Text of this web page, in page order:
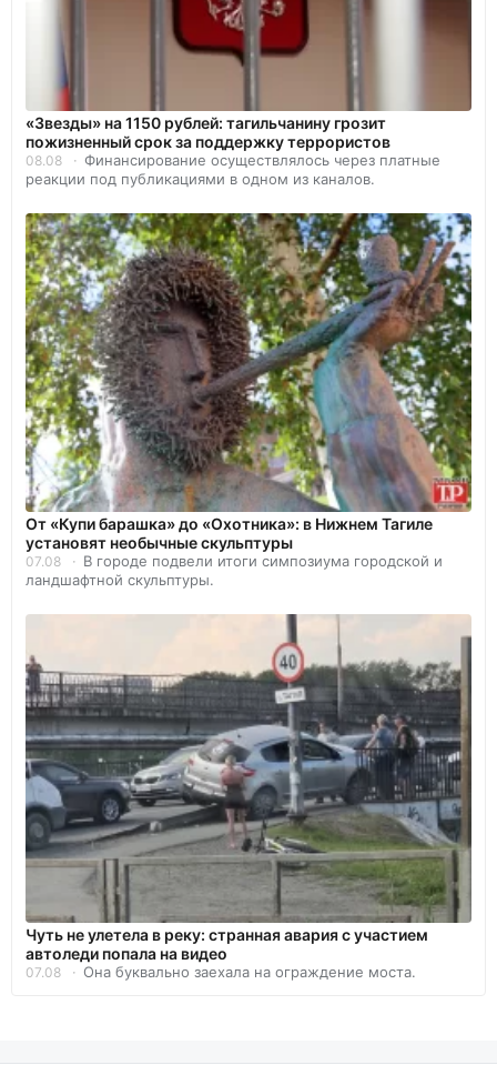
«Звезды» на 1150 рублей: тагильчанину грозит
пожизненный срок за поддержку террористов
08.08
Финансирование осуществлялось через платные
реакции под публикациями в одном из каналов.
От «Купи барашка» до «Охотника»: в Нижнем Тагиле
установят необычные скульптуры
07.08
В городе подвели итоги симпозиума городской и
ландшафтной скульптуры.
Чуть не улетела в реку: странная авария с участием
автоледи попала на видео
07.08 Она буквально заехала на ограждение моста.